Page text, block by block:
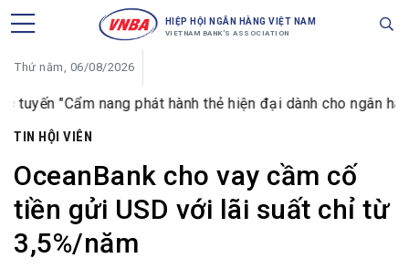
HIỆP HỘI NGÂN HÀNG VIỆT NAM
VIETNAM BANK'S ASSOCIATION
Thứ năm, 06/08/2026
nang phát hành thẻ hiện đại dành cho ngân hàng hiện
TIN HỘI VIÊN
OceanBank cho vay cầm cố
tiền gửi USD với lãi suất chỉ từ
3,5%/năm